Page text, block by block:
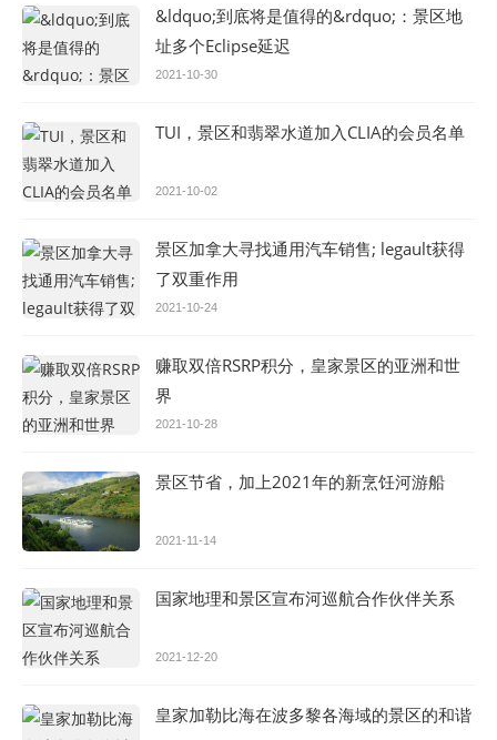
&ldquo;到底将是值得的&rdquo;：景区地
址多个Eclipse延迟
2021-10-30
TUI，景区和翡翠水道加入CLIA的会员名单
2021-10-02
景区加拿大寻找通用汽车销售; legault获得
了双重作用
2021-10-24
赚取双倍RSRP积分，皇家景区的亚洲和世
界
2021-10-28
景区节省，加上2021年的新烹饪河游船
2021-11-14
国家地理和景区宣布河巡航合作伙伴关系
2021-12-20
皇家加勒比海在波多黎各海域的景区的和谐